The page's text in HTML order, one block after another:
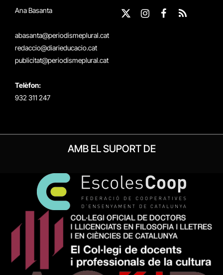
Ana Basanta
abasanta@periodismeplural.cat
redaccio@diarieducacio.cat
publicitat@periodismeplural.cat
Telèfon:
932 311 247
X
Instagram
Facebook
RSS
AMB EL SUPORT DE